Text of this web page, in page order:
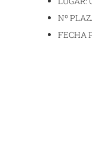
Nº
FECHA